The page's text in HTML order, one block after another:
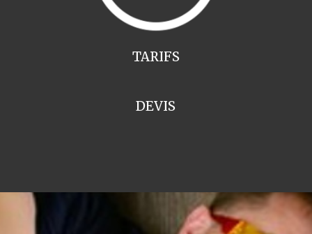
TARIFS
DEVIS